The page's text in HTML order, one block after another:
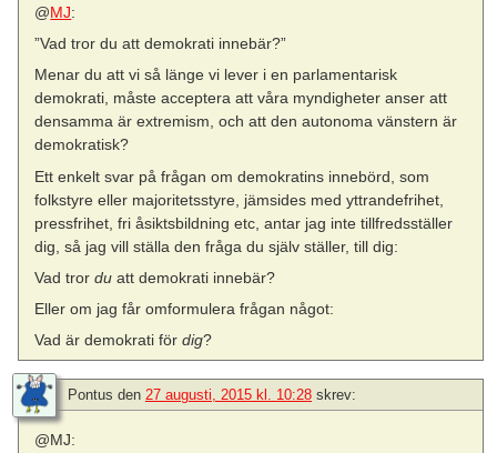
@MJ:
”Vad tror du att demokrati innebär?”
Menar du att vi så länge vi lever i en parlamentarisk
demokrati, måste acceptera att våra myndigheter anser att
densamma är extremism, och att den autonoma vänstern är
demokratisk?
Ett enkelt svar på frågan om demokratins innebörd, som
folkstyre eller majoritetsstyre, jämsides med yttrandefrihet,
pressfrihet, fri åsiktsbildning etc, antar jag inte tillfredsställer
dig, så jag vill ställa den fråga du själv ställer, till dig:
Vad trordu att demokrati innebär?
Eller om jag får omformulera frågan något:
Vad är demokrati fördig?
Pontus den 27 augusti, 2015 kl. 10:28 skrev:
@MJ: